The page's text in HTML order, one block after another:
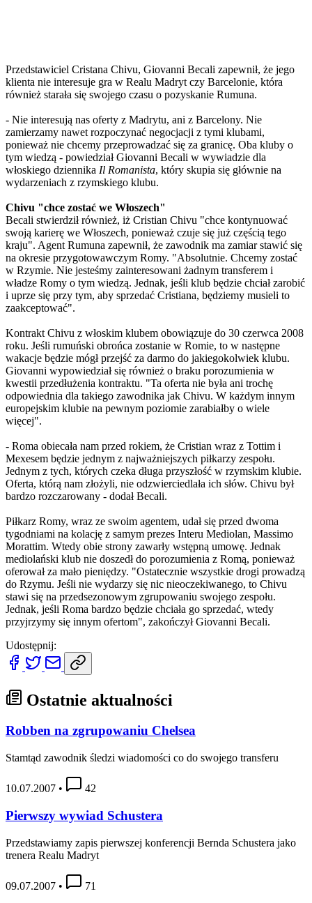
Przedstawiciel Cristana Chivu, Giovanni Becali zapewnił, że jego
klienta nie interesuje gra w Realu Madryt czy Barcelonie, która
również starała się swojego czasu o pozyskanie Rumuna.
- Nie interesują nas oferty z Madrytu, ani z Barcelony. Nie
zamierzamy nawet rozpoczynać negocjacji z tymi klubami,
ponieważ nie chcemy przeprowadzać się za granicę. Oba kluby o
tym wiedzą - powiedział Giovanni Becali w wywiadzie dla
włoskiego dziennika Il Romanista, który skupia się głównie na
wydarzeniach z rzymskiego klubu.
Chivu "chce zostać we Włoszech"
Becali stwierdził również, iż Cristian Chivu "chce kontynuować
swoją karierę we Włoszech, ponieważ czuje się już częścią tego
kraju". Agent Rumuna zapewnił, że zawodnik ma zamiar stawić się
na okresie przygotowawczym Romy. "Absolutnie. Chcemy zostać
w Rzymie. Nie jesteśmy zainteresowani żadnym transferem i
władze Romy o tym wiedzą. Jednak, jeśli klub będzie chciał zarobić
i uprze się przy tym, aby sprzedać Cristiana, będziemy musieli to
zaakceptować".
Kontrakt Chivu z włoskim klubem obowiązuje do 30 czerwca 2008
roku. Jeśli rumuński obrońca zostanie w Romie, to w następne
wakacje będzie mógł przejść za darmo do jakiegokolwiek klubu.
Giovanni wypowiedział się również o braku porozumienia w
kwestii przedłużenia kontraktu. "Ta oferta nie była ani trochę
odpowiednia dla takiego zawodnika jak Chivu. W każdym innym
europejskim klubie na pewnym poziomie zarabiałby o wiele
więcej".
- Roma obiecała nam przed rokiem, że Cristian wraz z Tottim i
Mexesem będzie jednym z najważniejszych piłkarzy zespołu.
Jednym z tych, których czeka długa przyszłość w rzymskim klubie.
Oferta, którą nam złożyli, nie odzwierciedlała ich słów. Chivu był
bardzo rozczarowany - dodał Becali.
Piłkarz Romy, wraz ze swoim agentem, udał się przed dwoma
tygodniami na kolację z samym prezes Interu Mediolan, Massimo
Morattim. Wtedy obie strony zawarły wstępną umowę. Jednak
mediolański klub nie doszedł do porozumienia z Romą, ponieważ
oferował za mało pieniędzy. "Ostatecznie wszystkie drogi prowadzą
do Rzymu. Jeśli nie wydarzy się nic nieoczekiwanego, to Chivu
stawi się na przedsezonowym zgrupowaniu swojego zespołu.
Jednak, jeśli Roma bardzo będzie chciała go sprzedać, wtedy
przyjrzymy się innym ofertom", zakończył Giovanni Becali.
Udostępnij:
Ostatnie aktualności
Robben na zgrupowaniu Chelsea
Stamtąd zawodnik śledzi wiadomości co do swojego transferu
10.07.2007 • 42
Pierwszy wywiad Schustera
Przedstawiamy zapis pierwszej konferencji Bernda Schustera jako
trenera Realu Madryt
09.07.2007 • 71